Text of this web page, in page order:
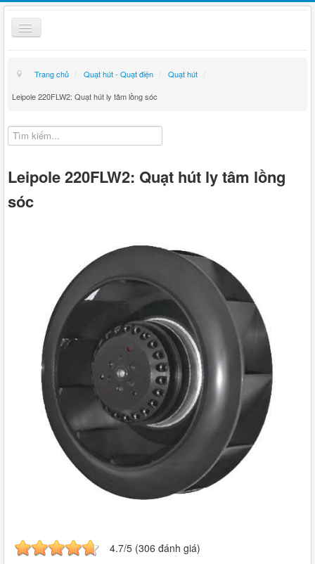
Toggle
Navigation
Kỹ thuật
Giỏ hàng
Hướng dẫn mua hàng
Liên hệ
Tin tức
Trang chủ / Quạt hút - Quạt điện / Quạt hút
/
Leipole 220FLW2: Quạt hút ly tâm lồng sóc
Leipole 220FLW2: Quạt hút ly tâm lồng
sóc
4.7/5 (306 đánh giá)